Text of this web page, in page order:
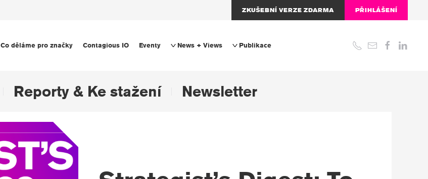
ZKUŠEBNÍ VERZE ZDARMA PŘIHLÁŠENÍ
Co děláme pro značky Contagious IO Eventy News + Views Publikace
Reporty & Ke stažení Newsletter